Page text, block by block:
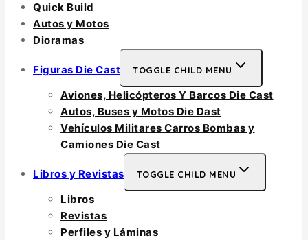
Quick Build
Autos y Motos
Dioramas
Figuras Die Cast TOGGLE CHILD MENU
Aviones, Helicópteros Y Barcos Die Cast
Autos, Buses y Motos Die Dast
Vehículos Militares Carros Bombas y
Camiones Die Cast
Libros y Revistas TOGGLE CHILD MENU
Libros
Revistas
Perfiles y Láminas